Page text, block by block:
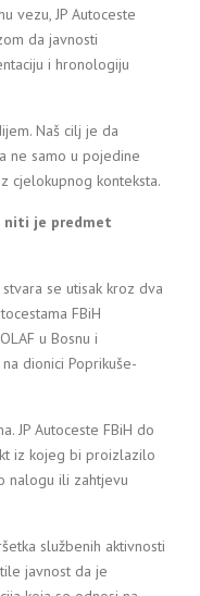
vezu, JP Autoceste
da javnosti
i hronologiju
Naš cilj je da
ne samo u pojedine
cjelokupnog konteksta.
niti je predmet
se utisak kroz dva
FBiH
u Bosnu i
dionici Poprikuše-
JP Autoceste FBiH do
iz kojeg bi proizlazilo
nalogu ili zahtjevu
službenih aktivnosti
javnost da je